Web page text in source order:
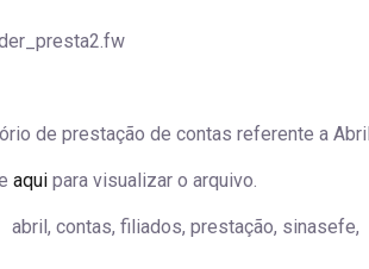
de prestação de contas referente a
aqui para visualizar o arquivo.
abril, contas, filiados, prestação, sinasefe,